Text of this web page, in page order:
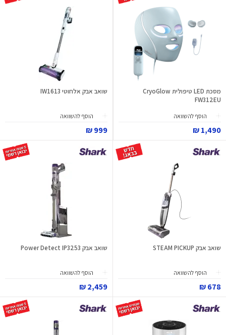
מסכת LED טיפולית CryoGlow
FW312EU
הוסף להשוואה
1,490 ₪
שואב אבק אלחוטי IW1613
הוסף להשוואה
999 ₪
שואב אבק STEAM PICKUP
הוסף להשוואה
678 ₪
שואב אבק Power Detect IP3253
הוסף להשוואה
2,459 ₪